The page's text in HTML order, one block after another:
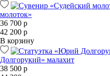
молоток»
36 700 р
42 200 р
В корзину
Долгорукий» малахит
38 500 р